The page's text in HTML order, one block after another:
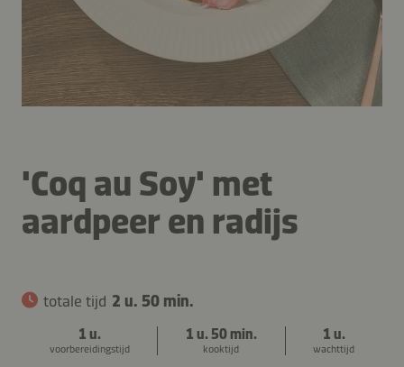
'Coq au Soy' met
aardpeer en radijs
totale tijd 2 u. 50 min.
1 u.
voorbereidingstijd
1 u. 50 min.
kooktijd
1 u.
wachttijd